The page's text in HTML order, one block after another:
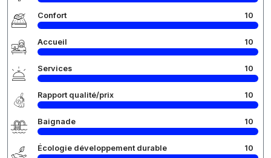
Confort 10
Accueil 10
Services 10
Rapport qualité/prix 10
Baignade 10
Écologie développement durable 10